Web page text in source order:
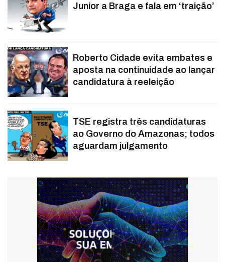
Junior a Braga e fala em ‘traição’
Roberto Cidade evita embates e
aposta na continuidade ao lançar
candidatura à reeleição
TSE registra três candidaturas
ao Governo do Amazonas; todos
aguardam julgamento